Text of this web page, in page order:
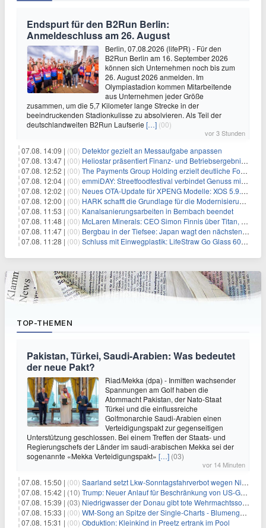
Endspurt für den B2Run Berlin:
Anmeldeschluss am 26. August
Berlin, 07.08.2026 (lifePR) - Für den
B2Run Berlin am 16. September 2026
können sich Unternehmen noch bis zum
26. August 2026 anmelden. Im
Olympiastadion kommen Mitarbeitende
aus Unternehmen jeder Größe
zusammen, um die 5,7 Kilometer lange Strecke in der
beeindruckenden Stadionkulisse zu absolvieren. Als Teil der
deutschlandweiten B2Run Laufserie […] (00)
vor 3 Stunden
07.08. 14:09 | (00) Detektor gezielt an Messaufgabe anpassen
07.08. 13:47 | (00) Heliostar präsentiert Finanz- und Betriebsergebnis für das zweite Quartal 2026 mit Goldproduktion und Barreserven in Rekordhöhe
07.08. 12:52 | (00) The Payments Group Holding erzielt deutliche Fortschritte bei ihren AI-Projekten
07.08. 12:04 | (00) emmiDAY: Streetfoodfestival verbindet Genuss mit Engagement gegen Brustkrebs
07.08. 12:02 | (00) Neues OTA-Update für XPENG Modelle: XOS 5.9.5 erweitert Sicherheits-, Lade- und Komfortfunktionen
07.08. 12:00 | (00) HARK schafft die Grundlage für die Modernisierung seiner IBM i-Anwendungen
07.08. 11:53 | (00) Kanalsanierungsarbeiten in Bernbach beendet
07.08. 11:48 | (00) McLaren Minerals: CEO Simon Finnis über Titan, Zirkon und Seltene Erden
07.08. 11:47 | (00) Bergbau in der Tiefsee: Japan wagt den nächsten Schritt
07.08. 11:28 | (00) Schluss mit Einwegplastik: LifeStraw Go Glass 600ml bringt gefiltertes Trinkwasser aus der Glasflasche
TOP-THEMEN
Pakistan, Türkei, Saudi-Arabien: Was bedeutet
der neue Pakt?
Riad/Mekka (dpa) - Inmitten wachsender
Spannungen am Golf haben die
Atommacht Pakistan, der Nato-Staat
Türkei und die einflussreiche
Golfmonarchie Saudi-Arabien einen
Verteidigungspakt zur gegenseitigen
Unterstützung geschlossen. Bei einem Treffen der Staats- und
Regierungschefs der Länder im saudi-arabischen Mekka sei der
sogenannte «Mekka Verteidigungspakt» […] (03)
vor 14 Minuten
07.08. 15:50 | (00) Saarland setzt Lkw-Sonntagsfahrverbot wegen Niedrigwasser aus
07.08. 15:42 | (10) Trump: Neuer Anlauf für Beschränkung von US-Geburtsrecht
07.08. 15:39 | (03) Niedrigwasser der Donau gibt tote Wehrmachtssoldaten frei
07.08. 15:33 | (00) WM-Song an Spitze der Single-Charts - Blumengarten auf Platz zwei
07.08. 15:31 | (00) Obduktion: Kleinkind in Preetz ertrank im Pool